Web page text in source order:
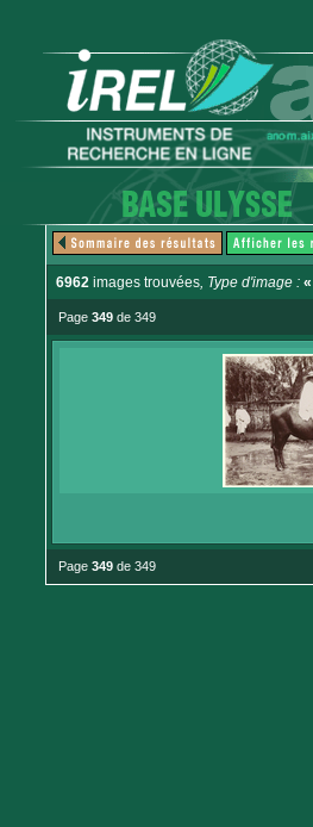
6962 images trouvées, Type d'image :
Page 349 de 349
Page 349 de 349